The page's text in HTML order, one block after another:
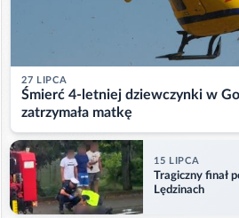
27 LIPCA
Śmierć 4-letniej dziewczynki w
zatrzymała matkę
15 LIPCA
Tragiczny finał
Lędzinach